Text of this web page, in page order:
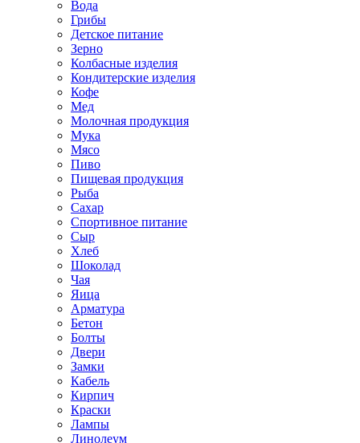
Вода
Грибы
Детское питание
Зерно
Колбасные изделия
Кондитерские изделия
Кофе
Мед
Молочная продукция
Мука
Мясо
Пиво
Пищевая продукция
Рыба
Сахар
Спортивное питание
Сыр
Хлеб
Шоколад
Чая
Яица
Арматура
Бетон
Болты
Двери
Замки
Кабель
Кирпич
Краски
Лампы
Линолеум